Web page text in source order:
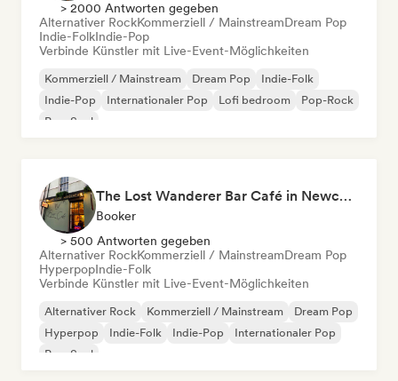
> 2000 Antworten gegeben
Alternativer RockKommerziell / MainstreamDream Pop
Indie-FolkIndie-Pop
Verbinde Künstler mit Live-Event-Möglichkeiten
Kommerziell / Mainstream Dream Pop
Indie-Folk
Indie-Pop
Internationaler Pop Lofi bedroom
Pop-Rock
Pop-Soul
The Lost Wanderer Bar Café in Newcastle
Booker
> 500 Antworten gegeben
Alternativer RockKommerziell / MainstreamDream Pop
HyperpopIndie-Folk
Verbinde Künstler mit Live-Event-Möglichkeiten
Alternativer Rock Kommerziell / Mainstream
Dream Pop
Hyperpop
Indie-Folk Indie-Pop
Internationaler Pop
Pop-Soul